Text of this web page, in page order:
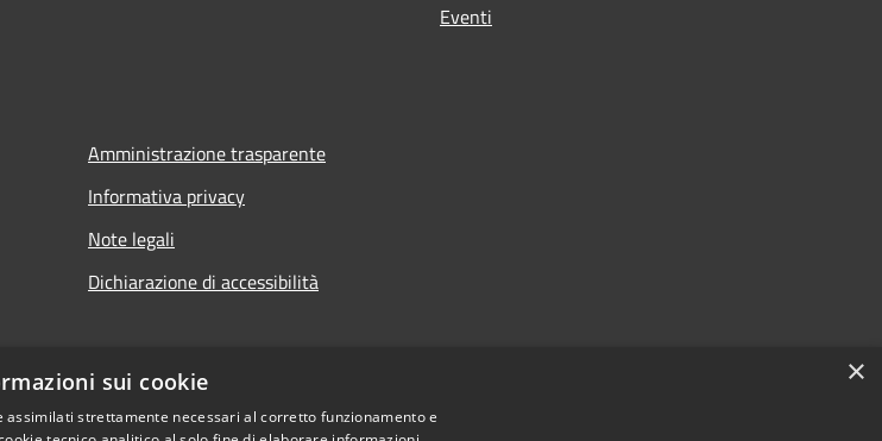
Eventi
Amministrazione trasparente
Informativa privacy
Note legali
Dichiarazione di accessibilità
×
sui cookie
assimilati strettamente necessari al corretto funzionamento e